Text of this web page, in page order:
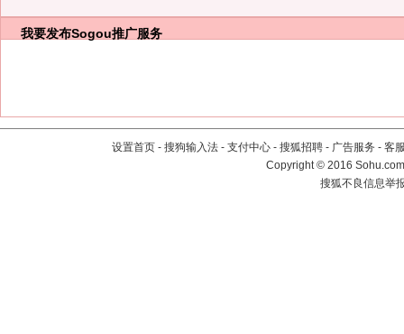
我要发布Sogou推广服务
设置首页 - 搜狗输入法 - 支付中心 - 搜狐招聘 - 广告服务 - 客
Copyright©2016
搜狐不良信息举